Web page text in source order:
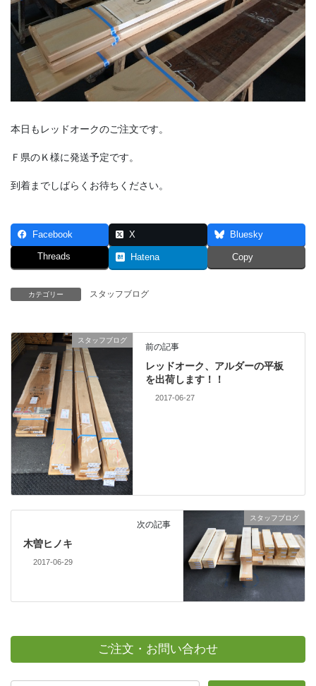
本日もレッドオークのご注文です。
Ｆ県のＫ様に発送予定です。
到着までしばらくお待ちください。
Facebook X Bluesky
Threads Hatena Copy
カテゴリー スタッフブログ
スタッフブログ
前の記事
レッドオーク、アルダーの平板
を出荷します！！
2017-06-27
スタッフブログ
次の記事
木曽ヒノキ
2017-06-29
ご注文・お問い合わせ